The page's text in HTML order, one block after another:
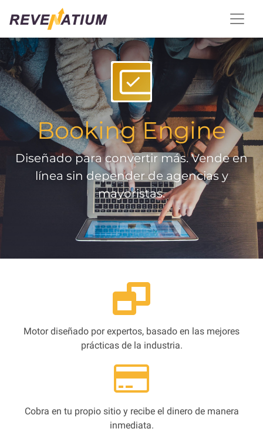
Booking Engine
Diseñado para convertir más. Vende en
línea sin depender de agencias y
mayoristas.
Motor diseñado por expertos, basado en las mejores
prácticas de la industria.
Cobra en tu propio sitio y recibe el dinero de manera
inmediata.